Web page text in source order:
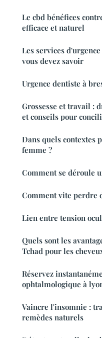
Le cbd bénéfices
efficace et naturel
Les services
vous devez savoir
Urgence dentiste à
Grossesse et travail :
et conseils pour
Dans quels contextes
femme ?
Comment se déroule
Comment vite perdre
Lien entre tension
Quels sont les
Tchad pour les
Réservez
ophtalmologique à
Vaincre l'insomnie :
remèdes naturels